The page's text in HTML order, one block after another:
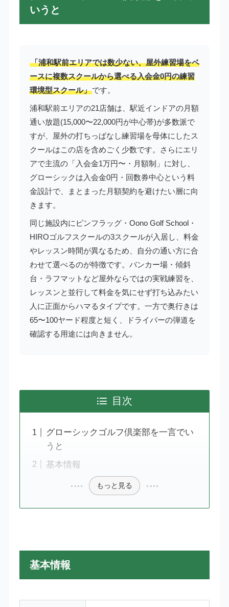
いうと
「浦和駅前エリアでは数少ない、屋外練習場をベ
ースに複数スクールから選べる入会金0円の練習
環境型スクール」です。
浦和駅前エリアの21店舗は、駅近インドアの月額
通い放題(15,000〜22,000円が中心帯)が多数派で
すが、屋外の打ちっぱなし練習場を母体にしたス
クールはこの店を含めごく少数です。さらにエリ
アで主流の「入会金1万円〜・月額制」に対し、
グローシックは入会金0円・回数券中心という料
金設計で、まとまった月額契約を避けたい層に向
きます。
同じ施設内にピンフラッグ・Oono Golf School・
HIROゴルフスクールの3スクールが入居し、料金
やレッスン時間が異なるため、自分の通い方に合
わせて選べるのが特徴です。バンカー場・傾斜
台・ラフマットなど屋外ならではの実戦練習を、
レッスンと並行して料金を気にせず打ち込みたい
人に正面からハマるタイプです。一方で奥行きは
65〜100ヤード程度と短く、ドライバーの弾道を
確認する用途には向きません。
目次
グローシックゴルフ倶楽部を一言でい
うと
基本情報
もっと見る
基本情報